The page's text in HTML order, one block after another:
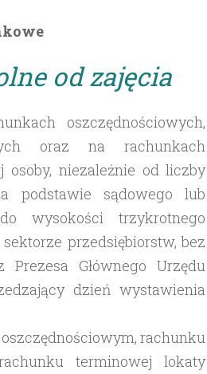
od zajęcia
oszczędnościowych,
oraz na rachunkach
osoby, niezależnie od liczby
podstawie sądowego lub
wysokości trzykrotnego
przedsiębiorstw, bez
Głównego Urzędu
dzień wystawienia
rachunku
terminowej lokaty